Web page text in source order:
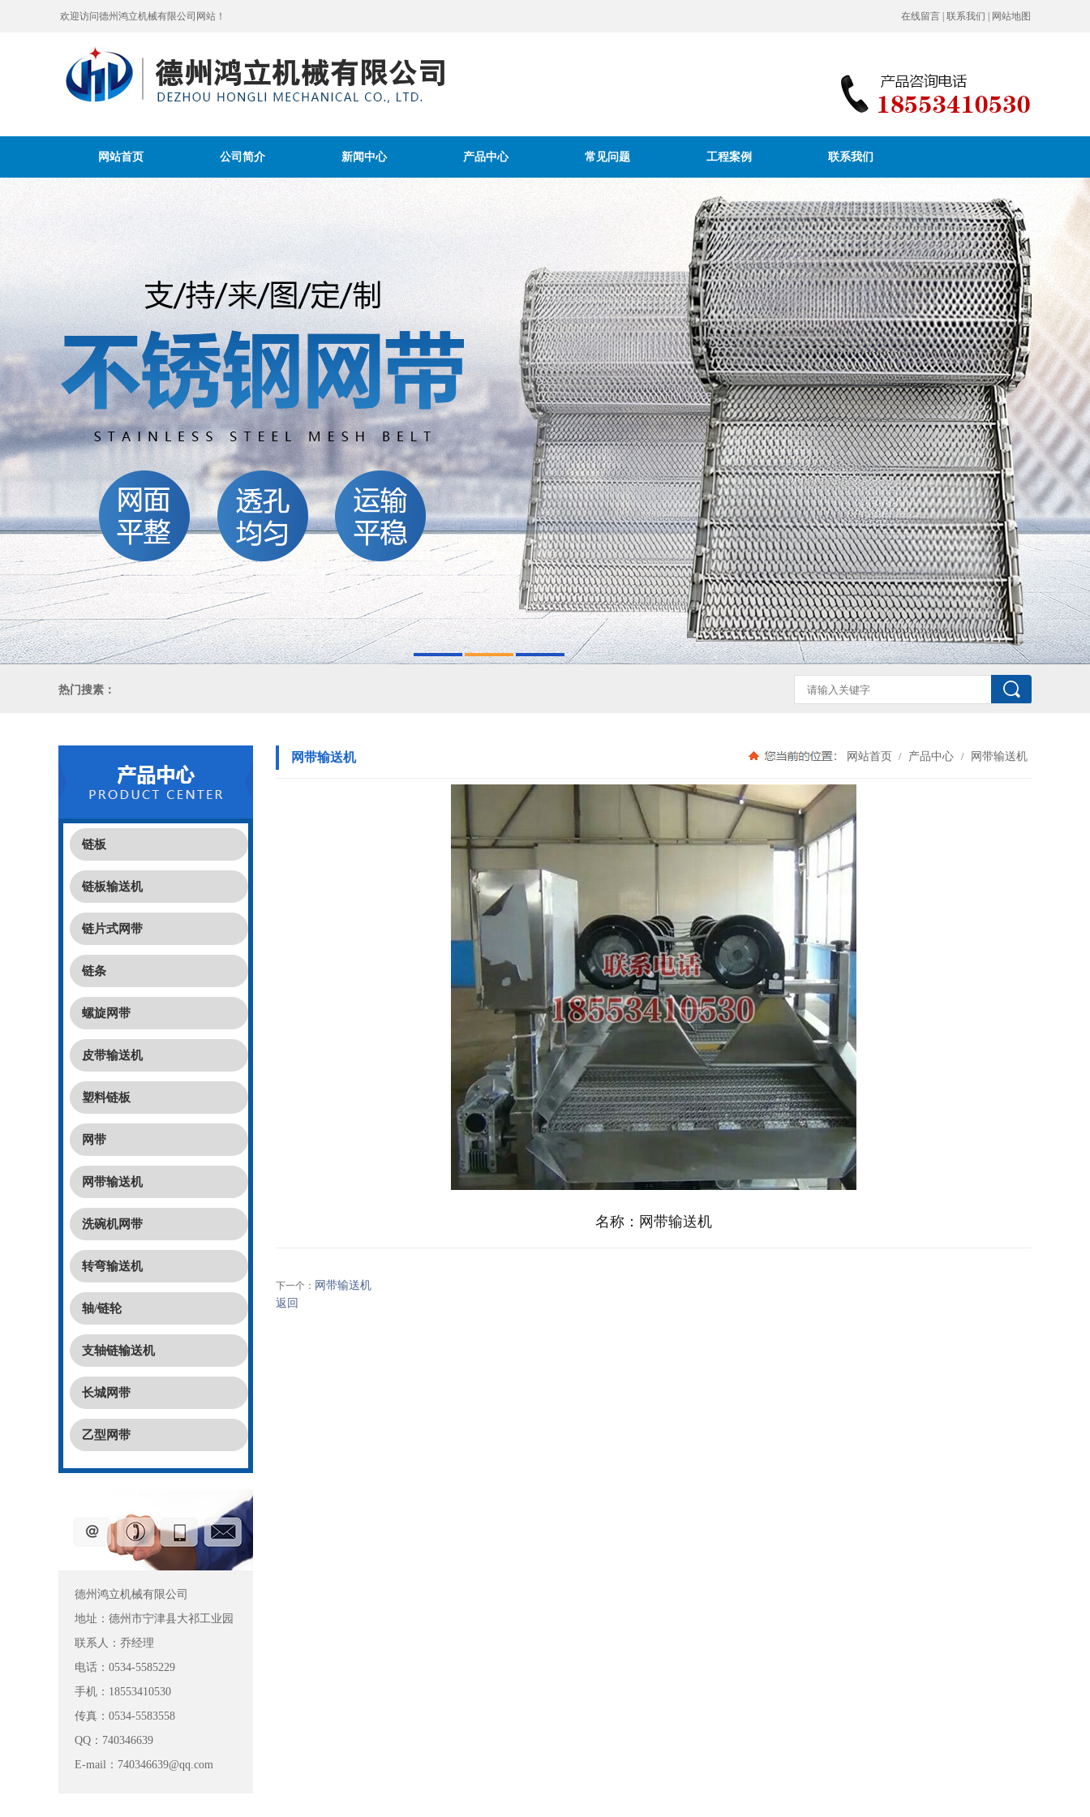
欢迎访问德州鸿立机械有限公司网站！ 在线留言| 联系我们 网站地图
网站首页 公司简介 新闻中心 产品中心 常见问题 工程案例 联系我们
热门搜素：
链板
链板输送机
链片式网带
链条
螺旋网带
皮带输送机
塑料链板
网带
网带输送机
洗碗机网带
转弯输送机
轴/链轮
支轴链输送机
长城网带
乙型网带
德州鸿立机械有限公司
地址：德州市宁津县大祁工业园
联系人：乔经理
电话：0534-5585229
手机：18553410530
传真：0534-5583558
QQ：740346639
E-mail：740346639@qq.com
网带输送机 网站首页 / 产品中心 / 网带输送机
名称： 网带输送机
下一个： 网带输送机
返回